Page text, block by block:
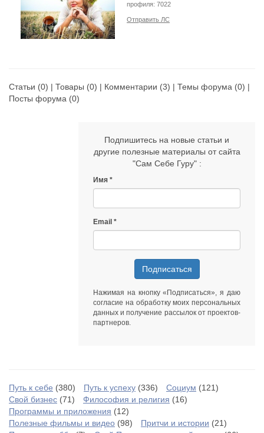
профиля: 7022
Отправить ЛС
Статьи (0) | Товары (0) | Комментарии (3) | Темы форума (0) |
Посты форума (0)
Подпишитесь на новые статьи и
другие полезные материалы от сайта
"Сам Себе Гуру" :
Имя
Email
Подписаться
Нажимая на кнопку «Подписаться», я даю
согласие на обработку моих персональных
данных и получение рассылок от проектов-
партнеров.
Путь к себе (380) Путь к успеху (336) Социум (121)
Свой бизнес (71) Философия и религия (16)
Программы и приложения (12)
Полезные фильмы и видео (98) Притчи и истории (21)